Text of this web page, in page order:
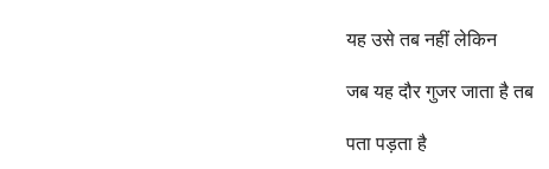
यह उसे तब नहीं लेकिन
जब यह दौर गुजर जाता है तब
पता पड़ता है